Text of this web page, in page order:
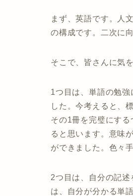
まず、英語です。人
の構成です。二次に
そこで、皆さんに気
1つ目は、単語の勉
した。今考えると、
その1冊を完璧にす
ると思います。意味
ができました。色々
2つ目は、自分の記
は、自分が分かる単